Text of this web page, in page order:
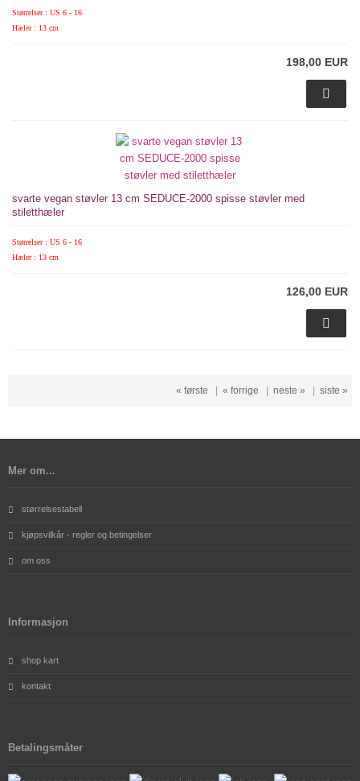
Størrelser : US 6 - 16
Hæler : 13 cm
198,00 EUR
svarte vegan støvler 13 cm SEDUCE-2000 spisse støvler med
stiletthæler
Størrelser : US 6 - 16
Hæler : 13 cm
126,00 EUR
« første | « forrige | neste » | siste »
Mer om...
størrelsestabell
kjøpsvilkår - regler og betingelser
om oss
Informasjon
shop kart
kontakt
Betalingsmåter